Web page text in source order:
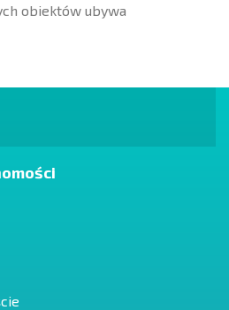
obiektów ubywa